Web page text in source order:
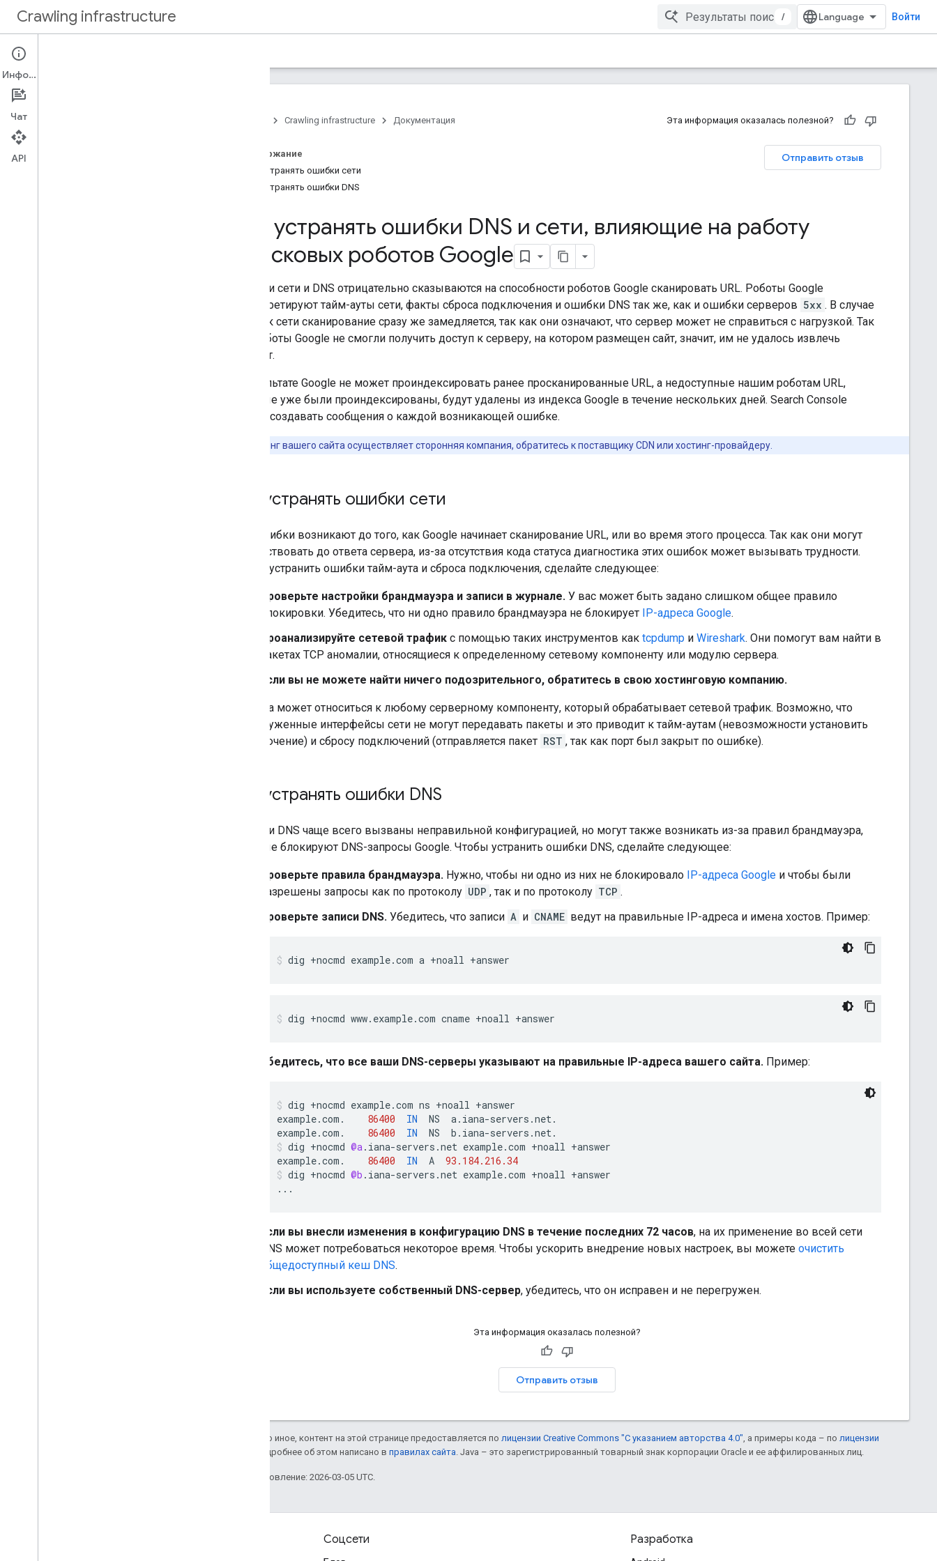
Crawling infrastructure / Войти
Обзор
роботами Google
Crawling infrastructure Документация Эта информация оказалась полезной?
Отправить отзыв
Содержание
Как устранять ошибки сети
Как устранять ошибки DNS
Как устранять ошибки DNS и сети, влияющие на работу
поисковых роботов Google
Ошибки сети и DNS отрицательно сказываются на способности роботов Google сканировать URL. Роботы Google
интерпретируют тайм-ауты сети, факты сброса подключения и ошибки DNS так же, как и ошибки серверов 5xx . В случае
ошибок сети сканирование сразу же замедляется, так как они означают, что сервер может не справиться с нагрузкой. Так
как роботы Google не смогли получить доступ к серверу, на котором размещен сайт, значит, им не удалось извлечь
контент.
В результате Google не может проиндексировать ранее просканированные URL, а недоступные нашим роботам URL,
которые уже были проиндексированы, будут удалены из индекса Google в течение нескольких дней. Search Console
может создавать сообщения о каждой возникающей ошибке.
Если хостинг вашего сайта осуществляет сторонняя компания, обратитесь к поставщику CDN или хостинг-провайдеру.
Как устранять ошибки сети
Эти ошибки возникают до того, как Google начинает сканирование URL, или во время этого процесса. Так как они могут
присутствовать до ответа сервера, из-за отсутствия кода статуса диагностика этих ошибок может вызывать трудности.
Чтобы устранить ошибки тайм-аута и сброса подключения, сделайте следующее:
Проверьте настройки брандмауэра и записи в журнале. У вас может быть задано слишком общее правило
блокировки. Убедитесь, что ни одно правило брандмауэра не блокирует IP-адреса Google.
Проанализируйте сетевой трафик с помощью таких инструментов как tcpdump и Wireshark. Они помогут вам найти в
пакетах TCP аномалии, относящиеся к определенному сетевому компоненту или модулю сервера.
Если вы не можете найти ничего подозрительного, обратитесь в свою хостинговую компанию.
Ошибка может относиться к любому серверному компоненту, который обрабатывает сетевой трафик. Возможно, что
перегруженные интерфейсы сети не могут передавать пакеты и это приводит к тайм-аутам (невозможности установить
подключение) и сбросу подключений (отправляется пакет RST , так как порт был закрыт по ошибке).
Как устранять ошибки DNS
Ошибки DNS чаще всего вызваны неправильной конфигурацией, но могут также возникать из-за правил брандмауэра,
которые блокируют DNS-запросы Google. Чтобы устранить ошибки DNS, сделайте следующее:
Проверьте правила брандмауэра. Нужно, чтобы ни одно из них не блокировало IP-адреса Google и чтобы были
разрешены запросы как по протоколу UDP , так и по протоколу TCP .
Проверьте записи DNS. Убедитесь, что записи A и CNAME ведут на правильные IP-адреса и имена хостов. Пример:
dig +nocmd example.com a +noall +answer
dig +nocmd www.example.com cname +noall +answer
Убедитесь, что все ваши DNS-серверы указывают на правильные IP-адреса вашего сайта. Пример:
dig +nocmd example.com ns +noall +answer
example.com . 86400 IN NS a. iana-servers .net.
example.com . 86400 IN NS b . iana-servers .net.
dig +nocmd @a. iana-servers .net example.com +noall +answer
example.com . 86400 IN A
93.184.216.34
dig +nocmd @b . iana-servers .net example.com +noall +answer
...
Если вы внесли изменения в конфигурацию DNS в течение последних 72 часов, на их применение во всей сети
DNS может потребоваться некоторое время. Чтобы ускорить внедрение новых настроек, вы можете очистить
общедоступный кеш DNS.
Если вы используете собственный DNS-сервер, убедитесь, что он исправен и не перегружен.
Эта информация оказалась полезной?
Отправить отзыв
Если не указано иное, контент на этой странице предоставляется по лицензии Creative Commons "С указанием авторства 4.0" , а примеры кода – по лицензии
. Подробнее об этом написано в правилах сайта . Java – это зарегистрированный товарный знак корпорации Oracle и ее аффилированных лиц.
Последнее обновление: 2026-03-05 UTC.
Соцсети Разработка
Информация
Чат
API